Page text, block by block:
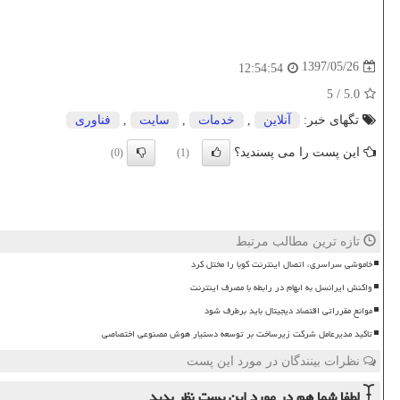
1397/05/26
12:54:54
5.0
/
5
تگهای خبر:
آنلاین خدمات سایت فناوری
این پست را می پسندید؟ (1)
(0)
تازه ترین مطالب مرتبط
خاموشی سراسری، اتصال اینترنت کوبا را مختل کرد
واکنش ایرانسل به ابهام در رابطه با مصرف اینترنت
موانع مقرراتی اقتصاد دیجیتال باید برطرف شود
تاکید مدیرعامل شرکت زیرساخت بر توسعه دستیار هوش مصنوعی اختصاصی
نظرات بینندگان در مورد این پست